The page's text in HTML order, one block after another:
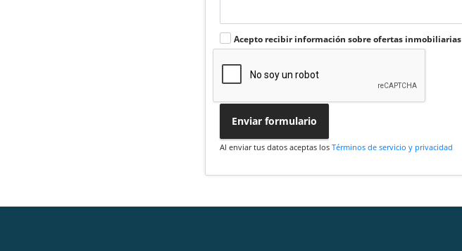
Acepto recibir información sobre ofertas inmobiliarias
Enviar formulario
Al enviar tus datos aceptas losTérminos de servicio y privacidad